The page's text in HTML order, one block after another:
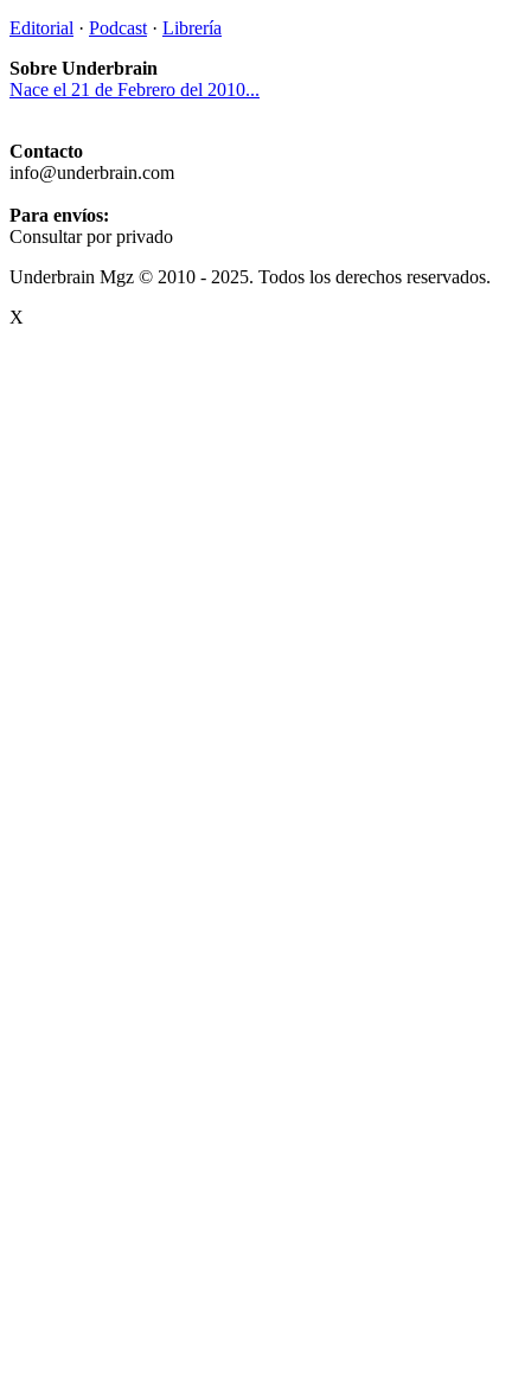
Editorial · Podcast · Librería
Sobre Underbrain
Nace el 21 de Febrero del 2010...
Contacto
info@underbrain.com
Para envíos:
Consultar por privado
Underbrain Mgz © 2010 - 2025. Todos los derechos reservados.
X